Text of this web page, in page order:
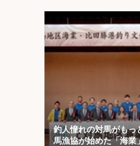
釣人憧れの対馬がもっ
馬漁協が始めた「海業